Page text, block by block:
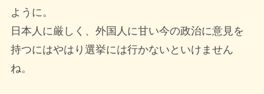
ように。
日本人に厳しく、外国人に甘い今の政治に意見を
持つにはやはり選挙には行かないといけません
ね。